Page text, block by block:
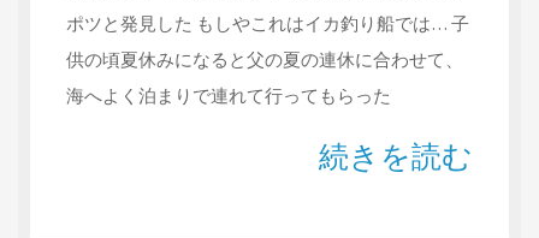
ポツと発見した もしやこれはイカ釣り船では… 子
供の頃夏休みになると父の夏の連休に合わせて、
海へよく泊まりで連れて行ってもらった
続きを読む